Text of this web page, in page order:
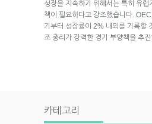
성장을 지속하기 위해서는 특히 유럽
책이 필요하다고 강조했습니다.
기부터 성장률이 2% 내외를 기록할
조 총리가 강력한 경기 부양책을 추
카테고리